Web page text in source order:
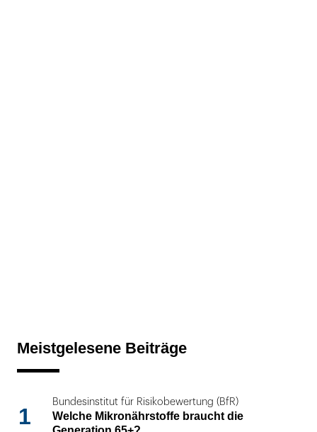
Meistgelesene Beiträge
1
Bundesinstitut für Risikobewertung (BfR)
Welche Mikronährstoffe braucht die